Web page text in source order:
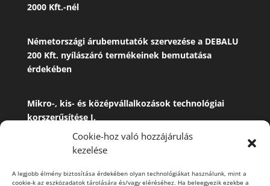
Cookie-hoz való hozzájárulás
kezelése
A legjobb élmény biztosítása érdekében olyan technológiákat használunk, mint a
cookie-k az eszközadatok tárolására és/vagy eléréséhez. Ha beleegyezik ezekbe a
2000 Kft.-nél
Németországi árubemutatók szervezése a DEBALU
200 Kft. nyílászáró termékeinek bemutatása
érdekében
Mikro-, kis- és középvállalkozások technológiai
korszerűsítése I.
Mikro-, kis- és középvállalkozások technológiai